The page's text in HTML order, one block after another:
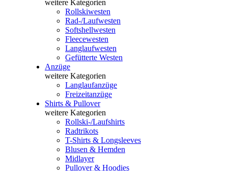
weitere Kategorien
Rollskiwesten
Rad-/Laufwesten
Softshellwesten
Fleecewesten
Langlaufwesten
Gefütterte Westen
Anzüge
weitere Kategorien
Langlaufanzüge
Freizeitanzüge
Shirts & Pullover
weitere Kategorien
Rollski-/Laufshirts
Radtrikots
T-Shirts & Longsleeves
Blusen & Hemden
Midlayer
Pullover & Hoodies